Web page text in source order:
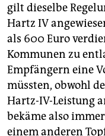
gilt dieselbe
Hartz IV
als 600 Euro
Kommunen zu
Empfängern eine
müssten, obwohl
Hartz-IV-Leistung
bekäme also
einem anderen